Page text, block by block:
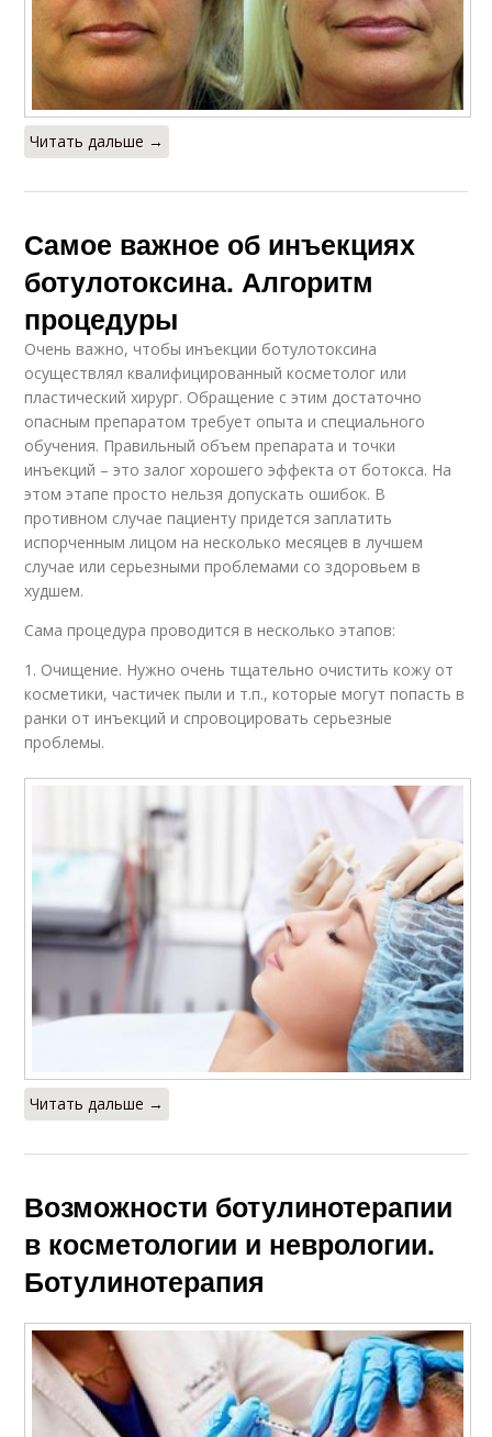
Читать дальше →
Самое важное об инъекциях
ботулотоксина. Алгоритм
процедуры
Очень важно, чтобы инъекции ботулотоксина
осуществлял квалифицированный косметолог или
пластический хирург. Обращение с этим достаточно
опасным препаратом требует опыта и специального
обучения. Правильный объем препарата и точки
инъекций – это залог хорошего эффекта от ботокса. На
этом этапе просто нельзя допускать ошибок. В
противном случае пациенту придется заплатить
испорченным лицом на несколько месяцев в лучшем
случае или серьезными проблемами со здоровьем в
худшем.
Сама процедура проводится в несколько этапов:
1. Очищение. Нужно очень тщательно очистить кожу от
косметики, частичек пыли и т.п., которые могут попасть в
ранки от инъекций и спровоцировать серьезные
проблемы.
Читать дальше →
Возможности ботулинотерапии
в косметологии и неврологии.
Ботулинотерапия